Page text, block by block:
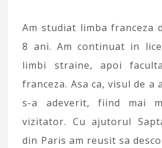
Am studiat limba franceza
8 ani. Am continuat in
limbi straine, apoi
franceza. Asa ca, visul de a
s-a adeverit, fiind mai
vizitator. Cu ajutorul
din Paris am reusit sa